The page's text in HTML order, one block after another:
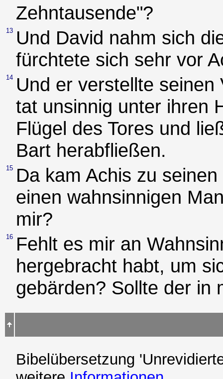
Zehntausende"?
13 Und David nahm sich
fürchtete sich sehr vor
14 Und er verstellte
tat unsinnig unter ihren
Flügel des Tores und
Bart herabfließen.
15 Da kam Achis zu
einen wahnsinnigen
mir?
16 Fehlt es mir an
hergebracht habt, um
gebärden? Sollte der in
Bibelübersetzung